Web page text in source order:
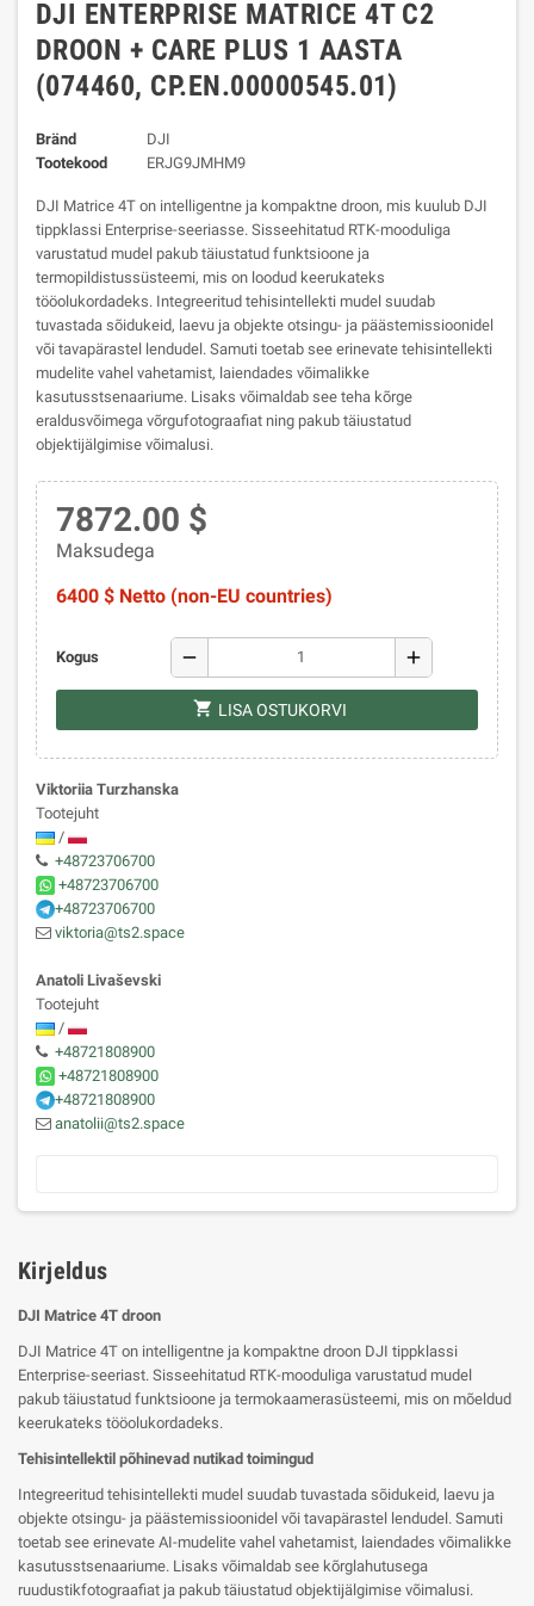
DJI ENTERPRISE MATRICE 4T C2
DROON + CARE PLUS 1 AASTA
(074460, CP.EN.00000545.01)
Bränd
DJI
Tootekood
ERJG9JMHM9
DJI Matrice 4T on intelligentne ja kompaktne droon, mis kuulub DJI
tippklassi Enterprise-seeriasse. Sisseehitatud RTK-mooduliga
varustatud mudel pakub täiustatud funktsioone ja
termopildistussüsteemi, mis on loodud keerukateks
tööolukordadeks. Integreeritud tehisintellekti mudel suudab
tuvastada sõidukeid, laevu ja objekte otsingu- ja päästemissioonidel
või tavapärastel lendudel. Samuti toetab see erinevate tehisintellekti
mudelite vahel vahetamist, laiendades võimalikke
kasutusstsenaariume. Lisaks võimaldab see teha kõrge
eraldusvõimega võrgufotograafiat ning pakub täiustatud
objektijälgimise võimalusi.
7872.00 $
Maksudega
6400 $ Netto (non-EU countries)
Kogus remove add
shopping_cart LISA OSTUKORVI
Viktoriia Turzhanska
Tootejuht
/
+48723706700
+48723706700
+48723706700
viktoria@ts2.space
Anatoli Livaševski
Tootejuht
/
+48721808900
+48721808900
+48721808900
anatolii@ts2.space
Kirjeldus
DJI Matrice 4T droon
DJI Matrice 4T on intelligentne ja kompaktne droon DJI tippklassi
Enterprise-seeriast. Sisseehitatud RTK-mooduliga varustatud mudel
pakub täiustatud funktsioone ja termokaamerasüsteemi, mis on mõeldud
keerukateks tööolukordadeks.
Tehisintellektil põhinevad nutikad toimingud
Integreeritud tehisintellekti mudel suudab tuvastada sõidukeid, laevu ja
objekte otsingu- ja päästemissioonidel või tavapärastel lendudel. Samuti
toetab see erinevate AI-mudelite vahel vahetamist, laiendades võimalikke
kasutusstsenaariume. Lisaks võimaldab see kõrglahutusega
ruudustikfotograafiat ja pakub täiustatud objektijälgimise võimalusi.